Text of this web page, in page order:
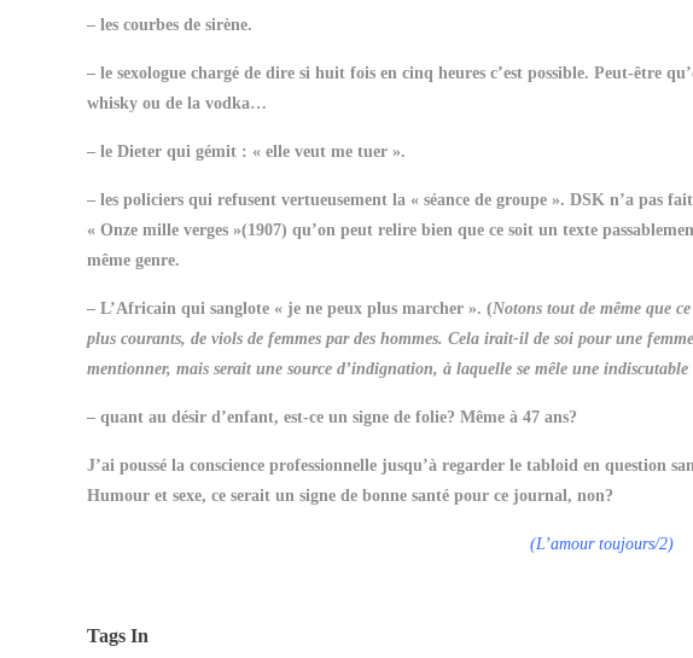
– les courbes de sirène.
– le sexologue chargé de dire si huit fois en cinq heures c’est possible. Peut-être
whisky ou de la vodka…
– le Dieter qui gémit : « elle veut me tuer ».
– les policiers qui refusent vertueusement la « séance de groupe ». DSK n’a pas
« Onze mille verges »(1907) qu’on peut relire bien que ce soit un texte
même genre.
– L’Africain qui sanglote « je ne peux plus marcher ». (Notons tout de même que
plus courants, de viols de femmes par des hommes. Cela irait-il de soi pour une
mentionner, mais serait une source d’indignation, à laquelle se mêle une
– quant au désir d’enfant, est-ce un signe de folie? Même à 47 ans?
J’ai poussé la conscience professionnelle jusqu’à regarder le tabloid en question
Humour et sexe, ce serait un signe de bonne santé pour ce journal, non?
(L’amour toujours/2)
Tags In